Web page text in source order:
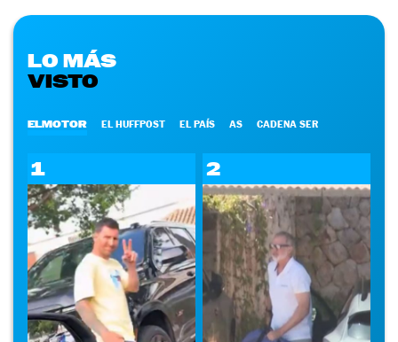
LO MÁS
VISTO
ELMOTOR EL HUFFPOST EL PAÍS AS CADENA SER
1 2